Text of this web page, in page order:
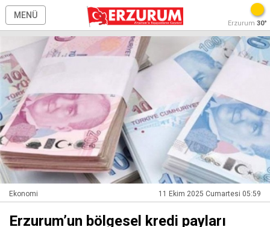
MENÜ
Erzurum 30°
Ekonomi 11 Ekim 2025 Cumartesi 05:59
Erzurum’un bölgesel kredi payları